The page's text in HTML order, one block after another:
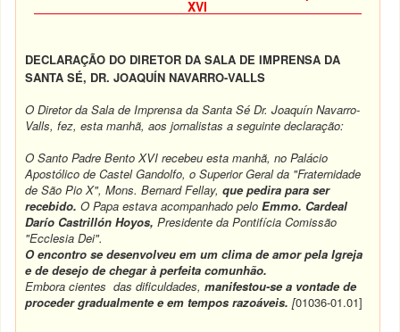
XVI
DECLARAÇÃO DO DIRETOR DA SALA DE IMPRENSA DA
SANTA SÉ, DR. JOAQUÍN NAVARRO-VALLS
O Diretor da Sala de Imprensa da Santa Sé Dr. Joaquín Navarro-
Valls, fez, esta manhã, aos jornalistas a seguinte declaração:
O Santo Padre Bento XVI recebeu esta manhã, no Palácio
Apostólico de Castel Gandolfo, o Superior Geral da "Fraternidade
de São Pio X", Mons. Bernard Fellay,que pedira para ser
recebido. O Papa estava acompanhado peloEmmo. Cardeal
Darío Castrillón Hoyos, Presidente da Pontifícia Comissão
"Ecclesia Dei".
O encontro se desenvolveu em um clima de amor pela Igreja
e de desejo de chegar à perfeita comunhão.
Embora cientes das dificuldades,manifestou-se a vontade de
proceder gradualmente e em tempos razoáveis. [01036-01.01]